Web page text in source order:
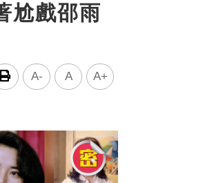
尬戲邵雨
A- A A+